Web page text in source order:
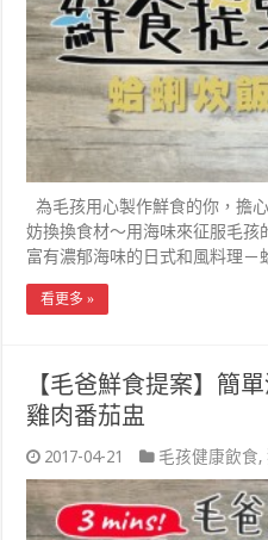
為毛孩用心製作鮮食的你，擔
妨換換食材～用海味來征服毛孩
富有濃郁海味的日式和風料理
看更多 »
【毛爸鮮食提案】簡
雞肉番茄盅
2017-04-21 毛孩健康飲食,